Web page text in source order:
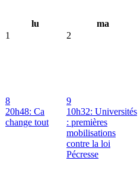
lu
ma
1
2
8
20h48: Ca
change tout
9
10h32: Universités
: premières
mobilisations
contre la loi
Pécresse